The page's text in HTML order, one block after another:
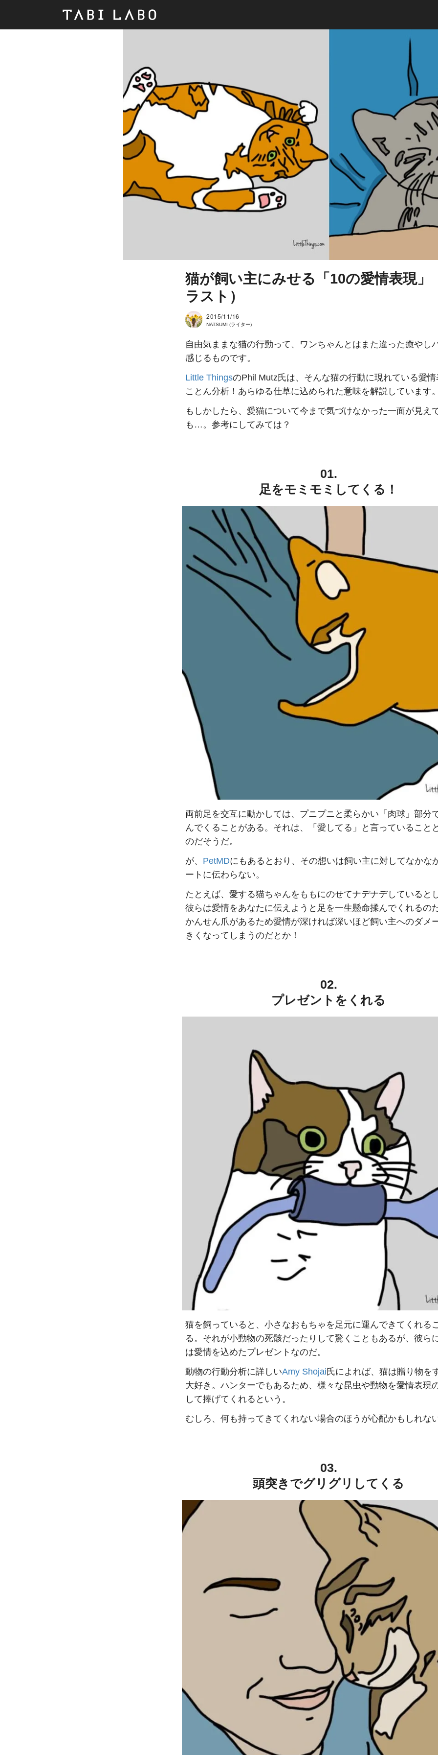
猫が飼い主にみせる「10の愛情表現」
ラスト）
2015/11/16
NATSUMI (ライター)
自由気ままな猫の行動って、ワンちゃんとはまた違った癒やし
感じるものです。
Little ThingsのPhil Mutz氏は、そんな猫の行動に現れている愛情
ことん分析！あらゆる仕草に込められた意味を解説しています。
もしかしたら、愛猫について今まで気づけなかった一面が見え
も…。参考にしてみては？
01.
足をモミモミしてくる！
両前足を交互に動かしては、プニプニと柔らかい「肉球」部分
んでくることがある。それは、「愛してる」と言っていること
のだそうだ。
が、 PetMDにもあるとおり、その想いは飼い主に対してなかな
ートに伝わらない。
たとえば、愛する猫ちゃんをももにのせてナデナデしていると
彼らは愛情をあなたに伝えようと足を一生懸命揉んでくれるの
かんせん爪があるため愛情が深ければ深いほど飼い主へのダメ
きくなってしまうのだとか！
02.
プレゼントをくれる
猫を飼っていると、小さなおもちゃを足元に運んできてくれる
る。それが小動物の死骸だったりして驚くこともあるが、彼ら
は愛情を込めたプレゼントなのだ。
動物の行動分析に詳しいAmy Shojai 氏によれば、猫は贈り物を
大好き。ハンターでもあるため、様々な昆虫や動物を愛情表現
して捧げてくれるという。
むしろ、何も持ってきてくれない場合のほうが心配かもしれない
03.
頭突きでグリグリしてくる